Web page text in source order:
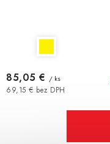
69,15 € bez DPH
85,05 € / ks